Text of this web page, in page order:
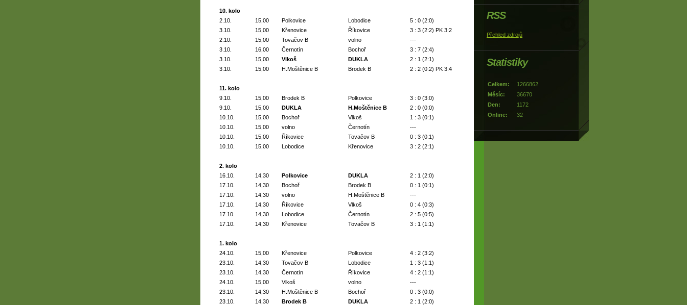
10. kolo
2.10.
15,00 Polkovice Lobodice
5 : 0 (2:0)
3.10.
15,00 Křenovice Říkovice
3 : 3 (2:2) PK 3:2
2.10.
15,00 Tovačov B volno
---
3.10.
16,00 Černotín Bochoř
3 : 7 (2:4)
3.10.
15,00 Vlkoš DUKLA
2 : 1 (2:1)
3.10.
15,00 H.Moštěnice B Brodek B 2 : 2 (0:2) PK 3:4
11. kolo
9.10.
15,00 Brodek B Polkovice
3 : 0 (3:0)
9.10.
15,00 DUKLA H.Moštěnice B
2 : 0 (0:0)
10.10.
15,00 Bochoř Vlkoš
1 : 3 (0:1)
10.10.
15,00 volno Černotín
---
10.10.
15,00 Říkovice Tovačov B
0 : 3 (0:1)
10.10.
15,00 Lobodice Křenovice 3 : 2 (2:1)
2. kolo
16.10.
14,30 Polkovice DUKLA
2 : 1 (2:0)
17.10.
14,30 Bochoř Brodek B
0 : 1 (0:1)
17.10.
14,30 volno H.Moštěnice B
---
17.10.
14,30 Říkovice Vlkoš
0 : 4 (0:3)
17.10.
14,30 Lobodice Černotín
2 : 5 (0:5)
17.10.
14,30 Křenovice Tovačov B 3 : 1 (1:1)
1. kolo
24.10.
15,00 Křenovice Polkovice
4 : 2 (3:2)
23.10.
14,30 Tovačov B Lobodice
1 : 3 (1:1)
23.10.
14,30 Černotín Říkovice
4 : 2 (1:1)
24.10.
15,00 Vlkoš volno
---
23.10.
14,30 H.Moštěnice B Bochoř
0 : 3 (0:0)
23.10.
14,30 Brodek B DUKLA 2 : 1 (2:0)
RSS
Přehled zdrojů
Statistiky
Online: 32
Celkem:
1266862
Měsíc:
36670
Den:
1172